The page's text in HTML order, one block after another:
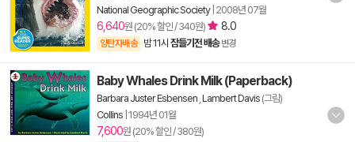
National Geographic Society| 2008년 07월
6,640원 (20% 할인 / 340원) 8.0
양탄자배송 밤 11시 잠들기전 배송 변경
Baby Whales Drink Milk (Paperback)
Barbara Juster Esbensen Lambert Davis (그림)
Collins 1994년 01월
7,600원 (20% 할인 / 380원)